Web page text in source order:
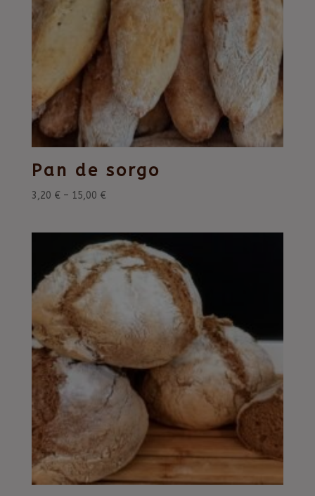
Pan de sorgo
3,20 € – 15,00 €